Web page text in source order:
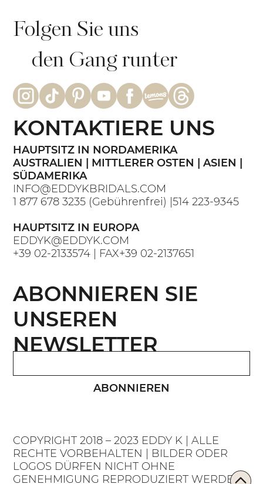
COPYRIGHT 2018 – 2023 EDDY K | ALLE
RECHTE VORBEHALTEN | BILDER ODER
LOGOS DÜRFEN NICHT OHNE
GENEHMIGUNG REPRODUZIERT WERDEN.
Folgen Sie uns
den Gang runter
HAUPTSITZ IN NORDAMERIKA
AUSTRALIEN | MITTLERER OSTEN | ASIEN |
SÜDAMERIKA
INFO@EDDYKBRIDALS.COM
1 877 678 3235 (Gebührenfrei) |514 223-9345
HAUPTSITZ IN EUROPA
EDDYK@EDDYK.COM
+39 02-2133574 | FAX+39 02-2137651
KONTAKTIERE UNS
ABONNIEREN
ABONNIEREN SIE
UNSEREN
NEWSLETTER